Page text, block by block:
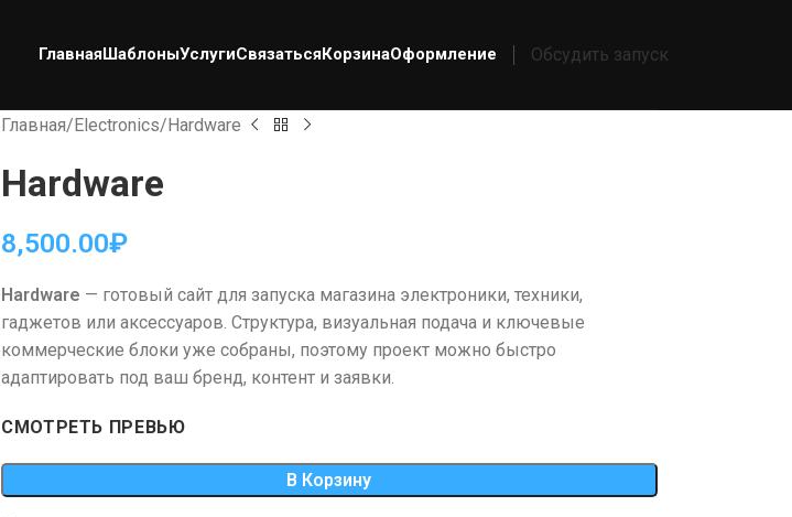
ГлавнаяШаблоныУслугиСвязатьсяКорзинаОформление Обсудить запуск
Главная Electronics Hardware
Hardware
8,500.00₽
Hardware — готовый сайт для запуска магазина электроники, техники,
гаджетов или аксессуаров. Структура, визуальная подача и ключевые
коммерческие блоки уже собраны, поэтому проект можно быстро
адаптировать под ваш бренд, контент и заявки.
СМОТРЕТЬ ПРЕВЬЮ
В Корзину